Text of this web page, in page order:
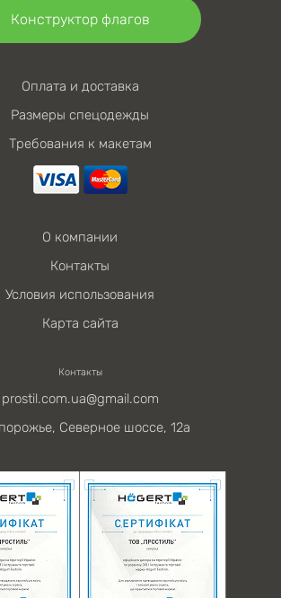
Конструктор флагов
Оплата и доставка
Размеры спецодежды
Требования к макетам
О компании
Контакты
Условия использования
Карта сайта
Контакты
prostil.com.ua@gmail.com
Северное шоссе, 12а